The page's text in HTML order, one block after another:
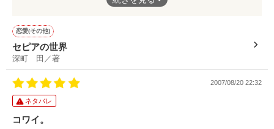
間のなかでしっかり描かれています。
恋愛(その他)
セピアの世界
深町 田／著
2007/08/20 22:32
ネタバレ
コワイ。